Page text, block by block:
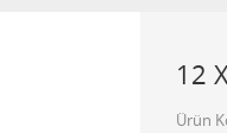
12
Ürün